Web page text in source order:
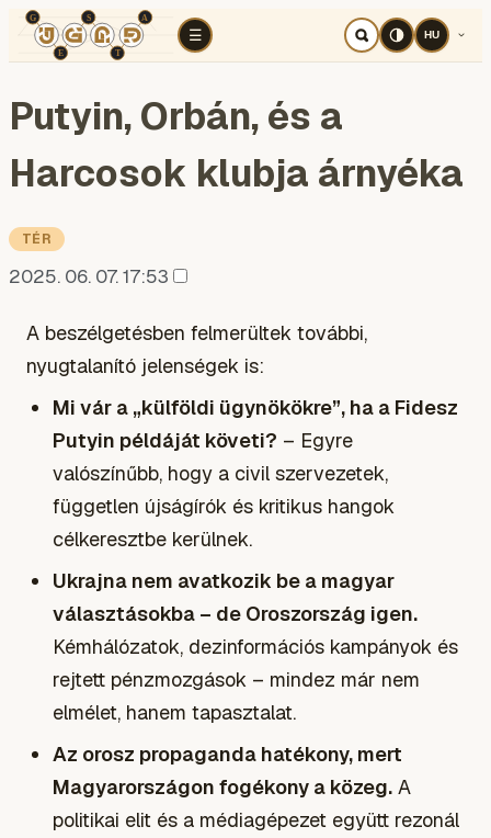
☰
TÉR KOGNITÍV HÁBORÚ
HU
Putyin, Orbán, és a
Harcosok klubja árnyéka
TÉR
2025. 06. 07. 17:53
A beszélgetésben felmerültek további,
nyugtalanító jelenségek is:
Mi vár a „külföldi ügynökökre”, ha a Fidesz
Putyin példáját követi? – Egyre
valószínűbb, hogy a civil szervezetek,
független újságírók és kritikus hangok
célkeresztbe kerülnek.
Ukrajna nem avatkozik be a magyar
választásokba – de Oroszország igen.
Kémhálózatok, dezinformációs kampányok és
rejtett pénzmozgások – mindez már nem
elmélet, hanem tapasztalat.
Az orosz propaganda hatékony, mert
Magyarországon fogékony a közeg. A
politikai elit és a médiagépezet együtt rezonál